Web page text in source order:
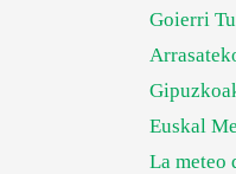
Goierri
Euskal
La meteo